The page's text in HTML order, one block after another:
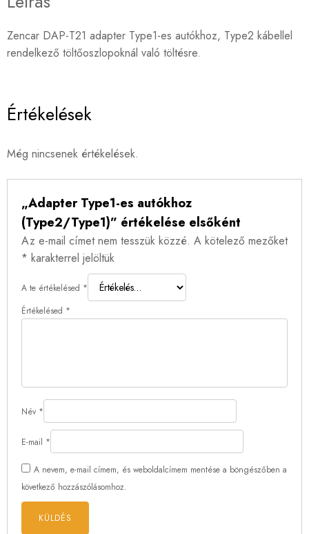
Zencar DAP-T21 adapter Type1-es autókhoz, Type2 kábellel
rendelkező töltőoszlopoknál való töltésre.
Értékelések
Még nincsenek értékelések.
„Adapter Type1-es autókhoz
(Type2/Type1)” értékelése elsőként
Az e-mail címet nem tesszük közzé. A kötelező mezőket
* karakterrel jelöltük
A te értékelésed *
Értékelésed *
Név *
E-mail *
A nevem, e-mail címem, és weboldalcímem mentése a böngészőben a
következő hozzászólásomhoz.